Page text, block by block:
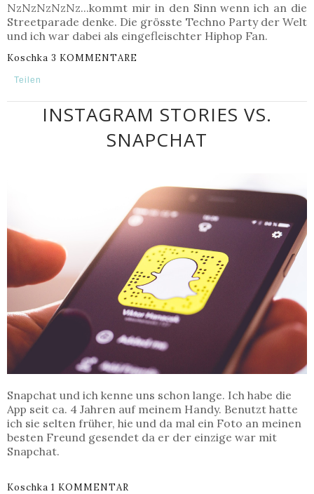
NzNzNzNzNz...kommt mir in den Sinn wenn ich an die
Streetparade denke. Die grösste Techno Party der Welt
und ich war dabei als eingefleischter Hiphop Fan.
Koschka 3 KOMMENTARE
Teilen
INSTAGRAM STORIES VS.
SNAPCHAT
Snapchat und ich kenne uns schon lange. Ich habe die
App seit ca. 4 Jahren auf meinem Handy. Benutzt hatte
ich sie selten früher, hie und da mal ein Foto an meinen
besten Freund gesendet da er der einzige war mit
Snapchat.
Koschka 1 KOMMENTAR